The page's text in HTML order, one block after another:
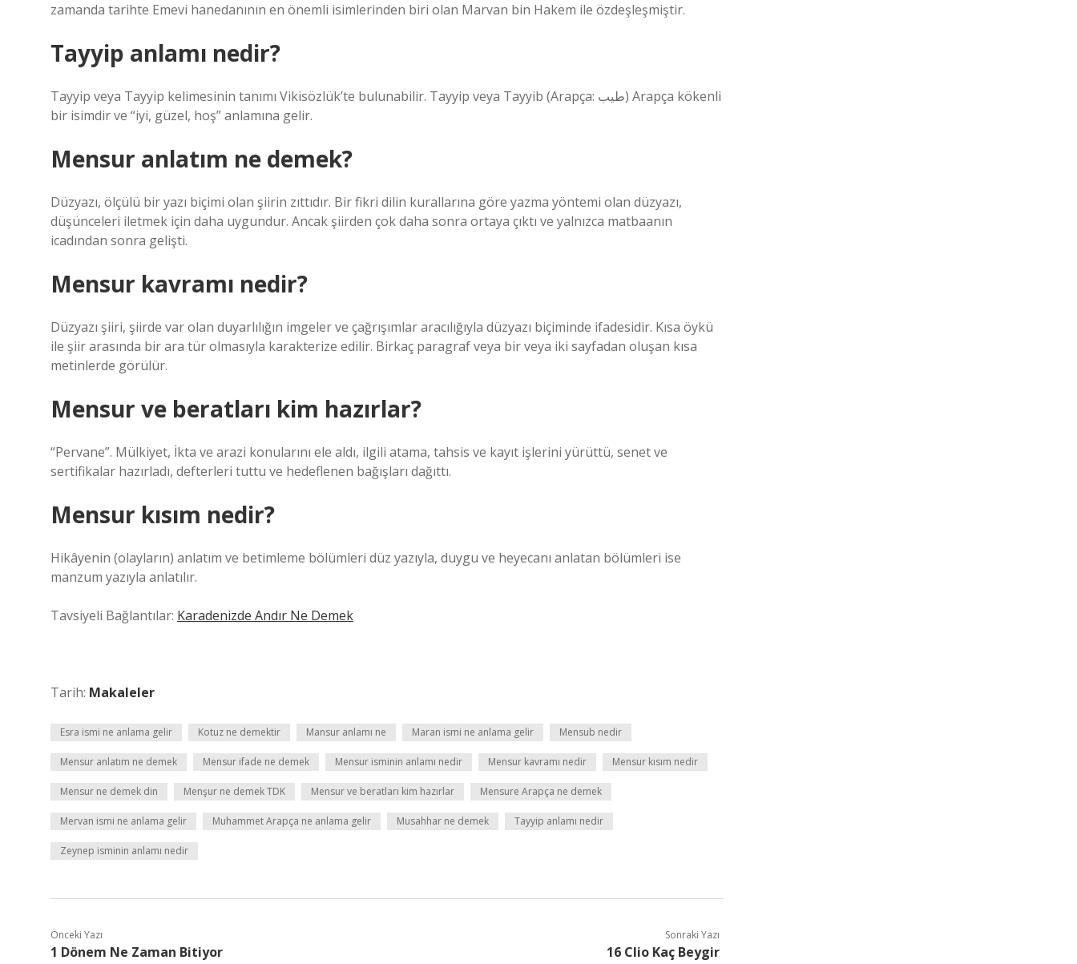
zamanda tarihte Emevi hanedanının en önemli isimlerinden biri olan Marvan bin Hakem ile özdeşleşmiştir.
Tayyip anlamı nedir?
Tayyip veya Tayyip kelimesinin tanımı Vikisözlük’te bulunabilir. Tayyip veya Tayyib (Arapça: طيب) Arapça kökenli
bir isimdir ve “iyi, güzel, hoş” anlamına gelir.
Mensur anlatım ne demek?
Düzyazı, ölçülü bir yazı biçimi olan şiirin zıttıdır. Bir fikri dilin kurallarına göre yazma yöntemi olan düzyazı,
düşünceleri iletmek için daha uygundur. Ancak şiirden çok daha sonra ortaya çıktı ve yalnızca matbaanın
icadından sonra gelişti.
Mensur kavramı nedir?
Düzyazı şiiri, şiirde var olan duyarlılığın imgeler ve çağrışımlar aracılığıyla düzyazı biçiminde ifadesidir. Kısa öykü
ile şiir arasında bir ara tür olmasıyla karakterize edilir. Birkaç paragraf veya bir veya iki sayfadan oluşan kısa
metinlerde görülür.
Mensur ve beratları kim hazırlar?
“Pervane”. Mülkiyet, İkta ve arazi konularını ele aldı, ilgili atama, tahsis ve kayıt işlerini yürüttü, senet ve
sertifikalar hazırladı, defterleri tuttu ve hedeflenen bağışları dağıttı.
Mensur kısım nedir?
Hikâyenin (olayların) anlatım ve betimleme bölümleri düz yazıyla, duygu ve heyecanı anlatan bölümleri ise
manzum yazıyla anlatılır.
Tavsiyeli Bağlantılar: Karadenizde Andır Ne Demek
Tarih: Makaleler
Esra ismi ne anlama gelir Kotuz ne demektir Mansur anlamı ne Maran ismi ne anlama gelir Mensub nedir
Mensur anlatım ne demek Mensur ifade ne demek Mensur isminin anlamı nedir Mensur kavramı nedir Mensur kısım nedir
Mensur ne demek din Menşur ne demek TDK Mensur ve beratları kim hazırlar Mensure Arapça ne demek
Mervan ismi ne anlama gelir Muhammet Arapça ne anlama gelir Musahhar ne demek Tayyip anlamı nedir
Zeynep isminin anlamı nedir
Önceki Yazı
1 Dönem Ne Zaman Bitiyor
Sonraki Yazı
16 Clio Kaç Beygir